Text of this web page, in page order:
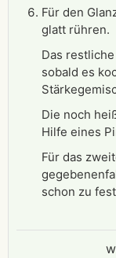
Für den
glatt rühren.
Das
sobald es
Die noch
Hilfe eines
Für das
schon zu